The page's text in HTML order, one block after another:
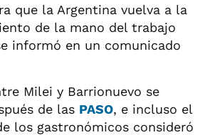
que la Argentina vuelva a la
de la mano del trabajo
informó en un comunicado
Milei y Barrionuevo se
de las PASO, e incluso el
los gastronómicos consideró